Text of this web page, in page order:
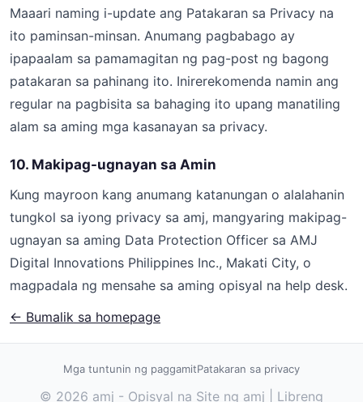
Maaari naming i-update ang Patakaran sa Privacy na
ito paminsan-minsan. Anumang pagbabago ay
ipapaalam sa pamamagitan ng pag-post ng bagong
patakaran sa pahinang ito. Inirerekomenda namin ang
regular na pagbisita sa bahaging ito upang manatiling
alam sa aming mga kasanayan sa privacy.
10. Makipag-ugnayan sa Amin
Kung mayroon kang anumang katanungan o alalahanin
tungkol sa iyong privacy sa amj, mangyaring makipag-
ugnayan sa aming Data Protection Officer sa AMJ
Digital Innovations Philippines Inc., Makati City, o
magpadala ng mensahe sa aming opisyal na help desk.
← Bumalik sa homepage
Mga tuntunin ng paggamitPatakaran sa privacy
© 2026 amj - Opisyal na Site ng amj | Libreng